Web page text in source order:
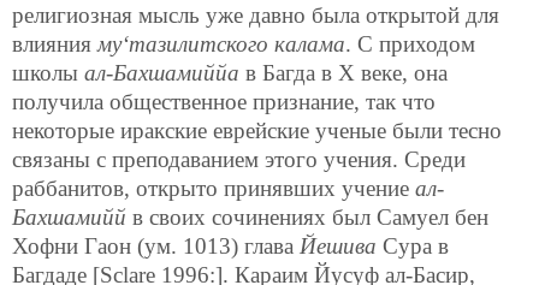
религиозная мысль уже давно была открытой для
влиянияму‘тазилитского калама. С приходом
школы ал-Бахшамиййа в Багда в X веке, она
получила общественное признание, так что
некоторые иракские еврейские ученые были тесно
связаны с преподаванием этого учения. Среди
раббанитов, открыто принявших учение ал-
Бахшамийй в своих сочинениях был Самуел бен
Хофни Гаон (ум. 1013) глава Йешива Сура в
Багдаде [Sclare 1996:]. Караим Йусуф ал-Басир,